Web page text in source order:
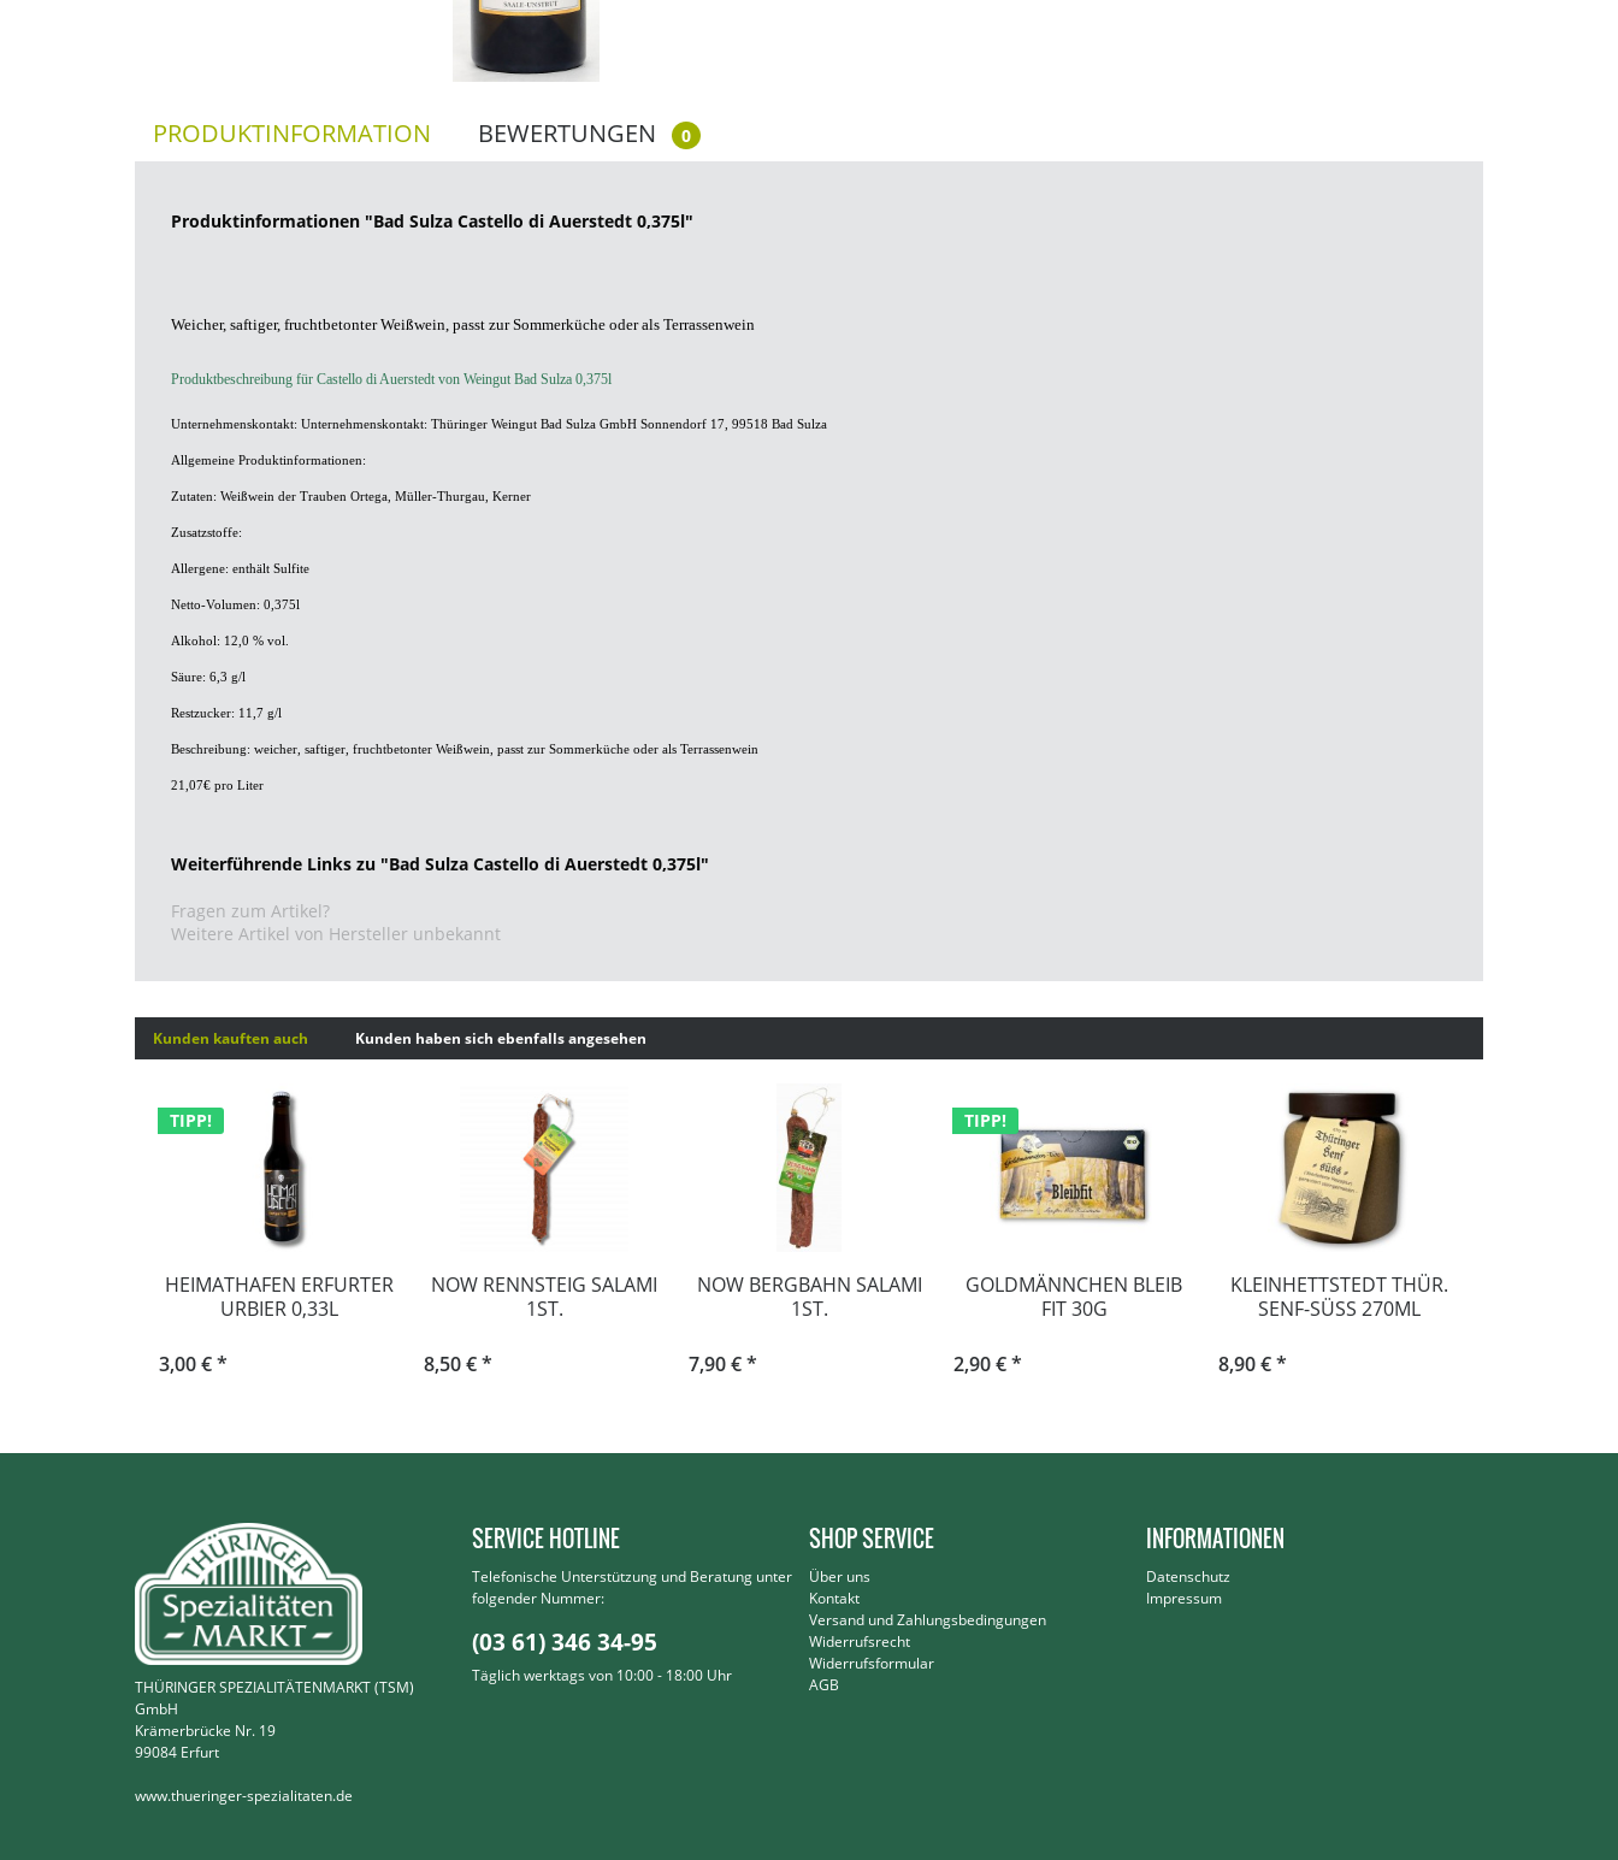
PRODUKTINFORMATION BEWERTUNGEN 0
Produktinformationen "Bad Sulza Castello di Auerstedt 0,375l"
Weicher, saftiger, fruchtbetonter Weißwein, passt zur Sommerküche oder als Terrassenwein
Produktbeschreibung für Castello di Auerstedt von Weingut Bad Sulza 0,375l
Unternehmenskontakt: Unternehmenskontakt: Thüringer Weingut Bad Sulza GmbH Sonnendorf 17, 99518 Bad Sulza
Allgemeine Produktinformationen:
Zutaten: Weißwein der Trauben Ortega, Müller-Thurgau, Kerner
Zusatzstoffe:
Allergene: enthält Sulfite
Netto-Volumen: 0,375l
Alkohol: 12,0 % vol.
Säure: 6,3 g/l
Restzucker: 11,7 g/l
Beschreibung: weicher, saftiger, fruchtbetonter Weißwein, passt zur Sommerküche oder als Terrassenwein
21,07€ pro Liter
Weiterführende Links zu "Bad Sulza Castello di Auerstedt 0,375l"
Fragen zum Artikel?
Weitere Artikel von Hersteller unbekannt
Kunden kauften auch Kunden haben sich ebenfalls angesehen
TIPP!
HEIMATHAFEN ERFURTER
URBIER 0,33L
3,00 € *
NOW RENNSTEIG SALAMI
1ST.
8,50 € *
NOW BERGBAHN SALAMI
1ST.
7,90 € *
TIPP!
GOLDMÄNNCHEN BLEIB
FIT 30G
2,90 € *
KLEINHETTSTEDT THÜR.
SENF-SÜSS 270ML
8,90 € *
THÜRINGER SPEZIALITÄTENMARKT (TSM)
GmbH
Krämerbrücke Nr. 19
99084 Erfurt
www.thueringer-spezialitaten.de
SERVICE HOTLINE
Telefonische Unterstützung und Beratung unter
folgender Nummer:
(03 61) 346 34-95
Täglich werktags von 10:00 - 18:00 Uhr
SHOP SERVICE
Über uns
Kontakt
Versand und Zahlungsbedingungen
Widerrufsrecht
Widerrufsformular
AGB
INFORMATIONEN
Datenschutz
Impressum